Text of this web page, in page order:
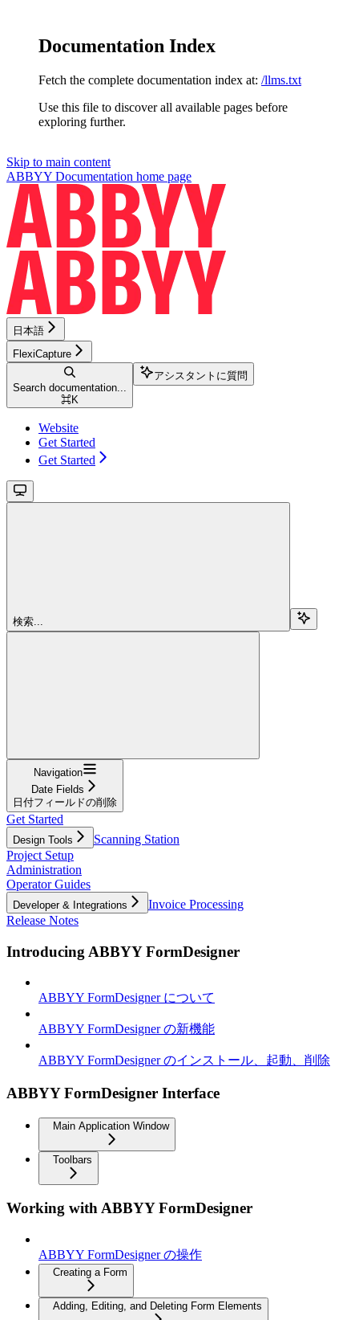
Documentation Index
Fetch the complete documentation index at: /llms.txt
Use this file to discover all available pages before
exploring further.
Skip to main content
ABBYY Documentation home page
日本語
FlexiCapture
Search documentation...
⌘K
アシスタントに質問
Website
Get Started
Get Started
検索...
Navigation
Date Fields
日付フィールドの削除
Get Started
Design Tools
Scanning Station
Project Setup
Administration
Operator Guides
Developer & Integrations
Invoice Processing
Release Notes
Introducing ABBYY FormDesigner
ABBYY FormDesigner について
ABBYY FormDesigner の新機能
ABBYY FormDesigner のインストール、起動、削除
ABBYY FormDesigner Interface
Main Application Window
Toolbars
Working with ABBYY FormDesigner
ABBYY FormDesigner の操作
Creating a Form
Adding, Editing, and Deleting Form Elements